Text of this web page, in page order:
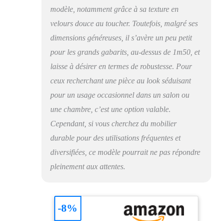
pour chaque instant de
relaxation. Idéal pour
lire, regarder la télé ou
faire une sieste, ce
fauteuil salon relax
avec une simplicité
inégalée. HOUSSE
AMOVIBLE ET
ENTRETIEN FACILE
– Conçu pour un usage
quotidien, ce fauteuil
relax ne craint pas les
petits accidents de la
toucher, mais aussi
amovible et lavable en
machine. Idéal pour les
modèle, notamment grâce à sa texture en
velours douce au toucher. Toutefois, malgré ses
dimensions généreuses, il s’avère un peu petit
pour les grands gabarits, au-dessus de 1m50, et
laisse à désirer en termes de robustesse. Pour
ceux recherchant une pièce au look séduisant
pour un usage occasionnel dans un salon ou
une chambre, c’est une option valable.
Cependant, si vous cherchez du mobilier
durable pour des utilisations fréquentes et
diversifiées, ce modèle pourrait ne pas répondre
pleinement aux attentes.
-8%